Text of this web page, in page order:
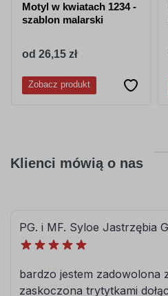
Motyl w kwiatach 1234 -
szablon malarski
od 26,15 zł
Zobacz produkt
Klienci mówią o nas